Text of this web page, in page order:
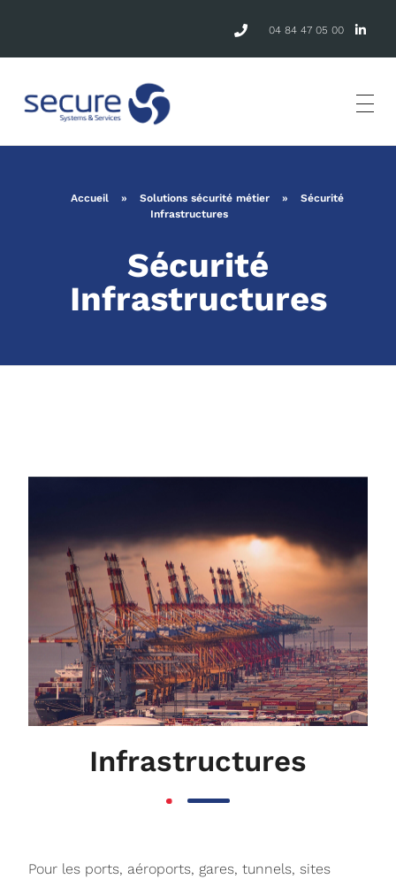
04 84 47 05 00
Accueil » Solutions sécurité métier »
Sécurité
Infrastructures
Sécurité
Infrastructures
Infrastructures
Pour les ports, aéroports, gares, tunnels, sites